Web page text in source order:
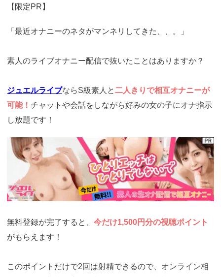
【限定PR】
「最近オナニーのネタがマンネリしてきた、、。」
素人のライブオナニー配信で抜いたことはありますか？
ジュエルライブならS級素人と二人きりで相互オナニーが
可能！ チャットや会話をしながら好みの女の子にオナ指示
し放題です！
https://www.j-
live.tv/LiveChat/acs.php?
si=jwchatt&pid=MLA5661_0001&pa=lp33.php
無料登録が完了すると、 今だけ1,500円分の視聴ポイント
がもらえます！
このポイントだけで2回は射精できるので、オンライン相